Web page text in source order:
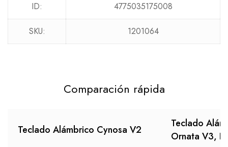
ID: 4775035175008
SKU: 1201064
Comparación rápida
Teclado Alámbrico Cynosa V2
Teclado
Ornata V3,